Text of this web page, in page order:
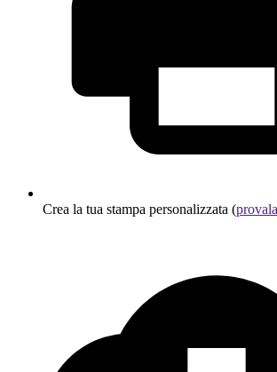
Crea la tua stampa personalizzata (